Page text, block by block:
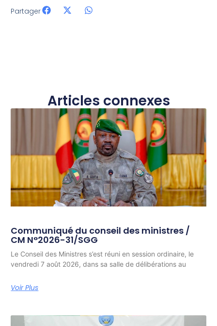
Partager
Articles connexes
Communiqué du conseil des ministres /
CM N°2026-31/SGG
Le Conseil des Ministres s’est réuni en session ordinaire, le
vendredi 7 août 2026, dans sa salle de délibérations au
Voir Plus